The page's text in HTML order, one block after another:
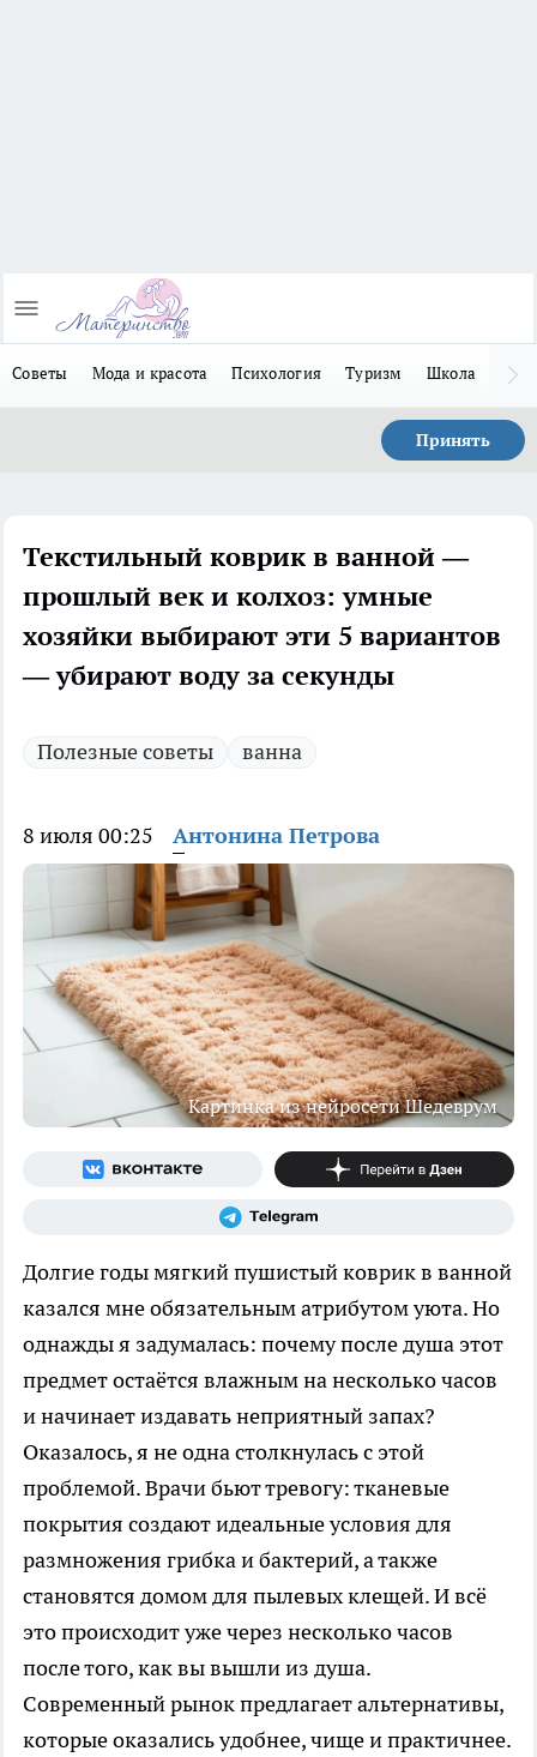
Советы Мода и красота Психология Туризм Школа
Принять
Текстильный коврик в ванной —
прошлый век и колхоз: умные
хозяйки выбирают эти 5 вариантов
— убирают воду за секунды
Полезные советы ванна
8 июля 00:25 Антонина Петрова
Картинка из нейросети Шедеврум
Долгие годы мягкий пушистый коврик в ванной
казался мне обязательным атрибутом уюта. Но
однажды я задумалась: почему после душа этот
предмет остаётся влажным на несколько часов
и начинает издавать неприятный запах?
Оказалось, я не одна столкнулась с этой
проблемой. Врачи бьют тревогу: тканевые
покрытия создают идеальные условия для
размножения грибка и бактерий, а также
становятся домом для пылевых клещей. И всё
это происходит уже через несколько часов
после того, как вы вышли из душа.
Современный рынок предлагает альтернативы,
которые оказались удобнее, чище и практичнее.